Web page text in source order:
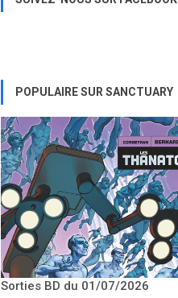
POPULAIRE SUR SANCTUARY
Sorties BD du 01/07/2026